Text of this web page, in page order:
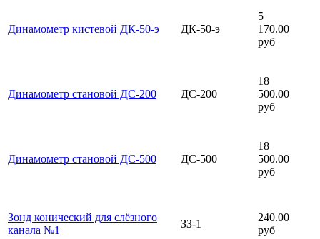
Динамометр кистевой ДК-50-э ДК-50-э
5
170.00
руб
Динамометр становой ДС-200 ДС-200
18
500.00
руб
Динамометр становой ДС-500 ДС-500
18
500.00
руб
Зонд конический для слёзного
канала №1
ЗЗ-1
240.00
руб